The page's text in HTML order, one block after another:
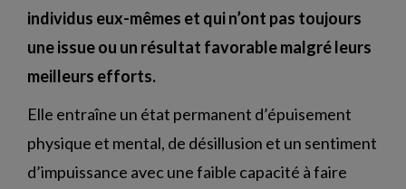
individus eux-mêmes et qui n’ont pas toujours
une issue ou un résultat favorable malgré leurs
meilleurs efforts.
Elle entraîne un état permanent d’épuisement
physique et mental, de désillusion et un sentiment
d’impuissance avec une faible capacité à faire